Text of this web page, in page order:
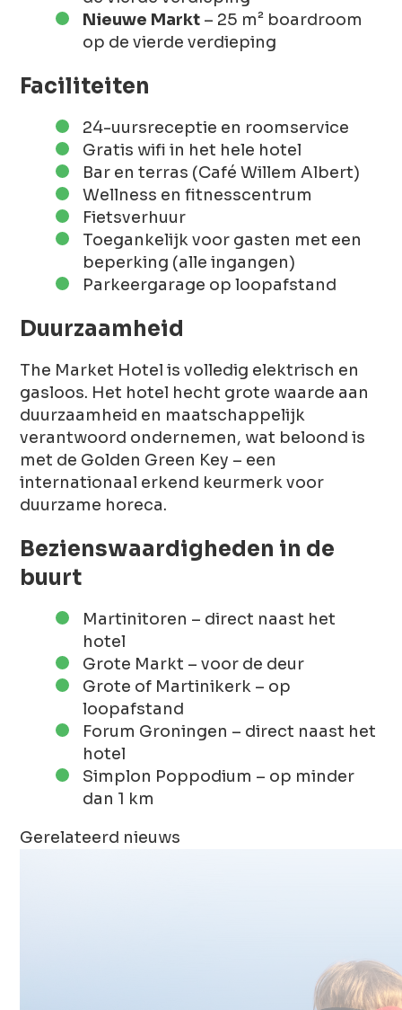
Nieuwe Markt – 25 m² boardroom
op de vierde verdieping
Faciliteiten
24-uursreceptie en roomservice
Gratis wifi in het hele hotel
Bar en terras (Café Willem Albert)
Wellness en fitnesscentrum
Fietsverhuur
Toegankelijk voor gasten met een
beperking (alle ingangen)
Parkeergarage op loopafstand
Duurzaamheid
The Market Hotel is volledig elektrisch en
gasloos. Het hotel hecht grote waarde aan
duurzaamheid en maatschappelijk
verantwoord ondernemen, wat beloond is
met de Golden Green Key – een
internationaal erkend keurmerk voor
duurzame horeca.
Bezienswaardigheden in de
buurt
Martinitoren – direct naast het
hotel
Grote Markt – voor de deur
Grote of Martinikerk – op
loopafstand
Forum Groningen – direct naast het
hotel
Simplon Poppodium – op minder
dan 1 km
Gerelateerd nieuws